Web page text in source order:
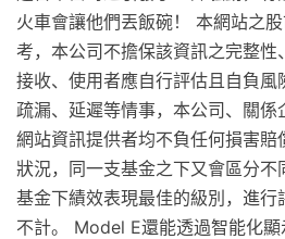
火車會讓他們丟飯碗！ 本網站之
考，本公司不擔保該資訊之完整
接收、使用者應自行評估且自負風
疏漏、延遲等情事，本公司、關
網站資訊提供者均不負任何損害
狀況，同一支基金之下又會區分
基金下績效表現最佳的級別，進
不計。 Model E還能透過智能化